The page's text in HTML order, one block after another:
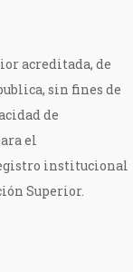
acreditada, de
sin fines de
de
el
institucional
Superior.